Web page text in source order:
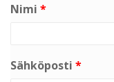
Nimi *
Sähköposti *